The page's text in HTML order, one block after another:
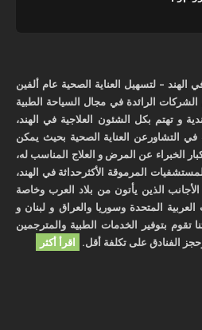
– لتسهيل العناية الصحية عام ألفين
الرائدة في مجال السياحة الطبية
و تهتم بكل الشئون العلاجية في الهند،
في التشاورعن العناية الصحية بحيث يمكن
الخبراء عن المرض و العلاج المناسب له،
المرموقة الأكثرحداثة في الهند،
الذين يأتون من بلاد العرب وخاصة
العربية المتحدة وسوريا والعراق و لبنان و
تقوم بتوفير الخدمات الطبية والمترجمين
الفنادق على تكلفة أقل. اقرأ أكثر